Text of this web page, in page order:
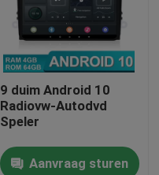
9 duim Android 10
Radiovw-Autodvd
Speler
Aanvraag sturen